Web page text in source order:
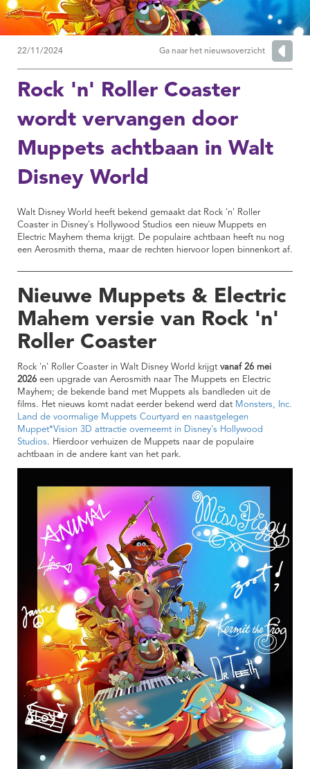
22/11/2024 Ga naar het nieuwsoverzicht
Rock 'n' Roller Coaster
wordt vervangen door
Muppets achtbaan in Walt
Disney World
Walt Disney World heeft bekend gemaakt dat Rock 'n' Roller
Coaster in Disney's Hollywood Studios een nieuw Muppets en
Electric Mayhem thema krijgt. De populaire achtbaan heeft nu nog
een Aerosmith thema, maar de rechten hiervoor lopen binnenkort af.
Nieuwe Muppets & Electric
Mahem versie van Rock 'n'
Roller Coaster
Rock 'n' Roller Coaster in Walt Disney World krijgt vanaf 26 mei
2026 een upgrade van Aerosmith naar The Muppets en Electric
Mayhem; de bekende band met Muppets als bandleden uit de
films. Het nieuws komt nadat eerder bekend werd dat Monsters, Inc.
Land de voormalige Muppets Courtyard en naastgelegen
Muppet*Vision 3D attractie overneemt in Disney's Hollywood
Studios. Hierdoor verhuizen de Muppets naar de populaire
achtbaan in de andere kant van het park.